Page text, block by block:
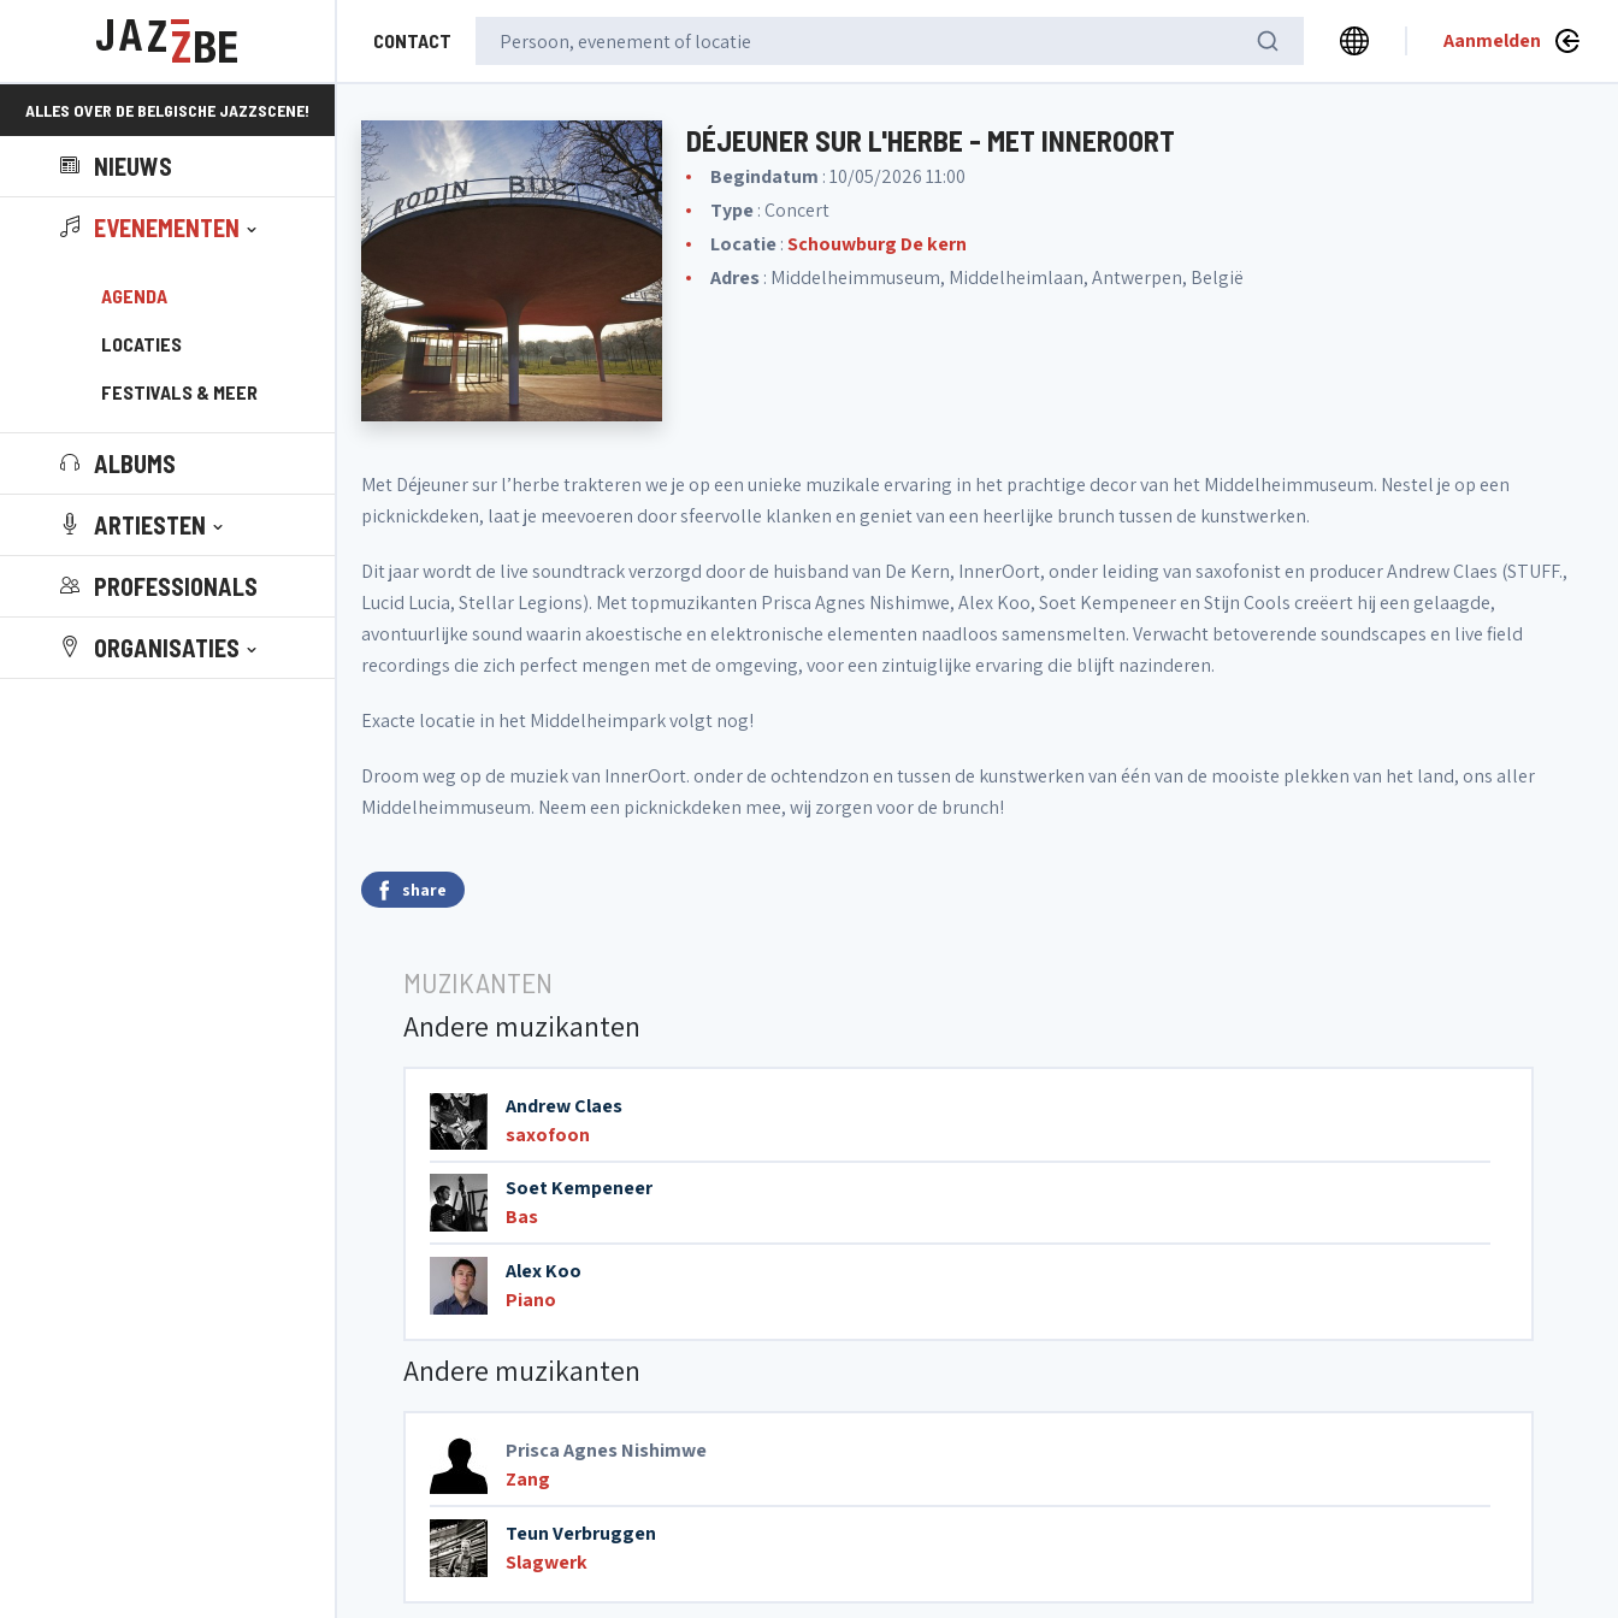
CONTACT Aanmelden
ALLES OVER DE BELGISCHE JAZZSCENE!
NIEUWS
EVENEMENTEN
AGENDA
LOCATIES
FESTIVALS & MEER
ALBUMS
ARTIESTEN
PROFESSIONALS
ORGANISATIES
DÉJEUNER SUR L'HERBE - MET INNEROORT
Begindatum : 10/05/2026 11:00
Type: Concert
Locatie:Schouwburg De kern
Adres: Middelheimmuseum, Middelheimlaan, Antwerpen, België
Met Déjeuner sur l’herbe trakteren we je op een unieke muzikale ervaring in het prachtige decor van het Middelheimmuseum. Nestel je op een
picknickdeken, laat je meevoeren door sfeervolle klanken en geniet van een heerlijke brunch tussen de kunstwerken.
Dit jaar wordt de live soundtrack verzorgd door de huisband van De Kern, InnerOort, onder leiding van saxofonist en producer Andrew Claes (STUFF.,
Lucid Lucia, Stellar Legions). Met topmuzikanten Prisca Agnes Nishimwe, Alex Koo, Soet Kempeneer en Stijn Cools creëert hij een gelaagde,
avontuurlijke sound waarin akoestische en elektronische elementen naadloos samensmelten. Verwacht betoverende soundscapes en live field
recordings die zich perfect mengen met de omgeving, voor een zintuiglijke ervaring die blijft nazinderen.
Exacte locatie in het Middelheimpark volgt nog!
Droom weg op de muziek van InnerOort. onder de ochtendzon en tussen de kunstwerken van één van de mooiste plekken van het land, ons aller
Middelheimmuseum. Neem een picknickdeken mee, wij zorgen voor de brunch!
share
MUZIKANTEN
Andere muzikanten
Andrew Claes
saxofoon
Soet Kempeneer
Bas
Alex Koo
Piano
Andere muzikanten
Prisca Agnes Nishimwe
Zang
Teun Verbruggen
Slagwerk